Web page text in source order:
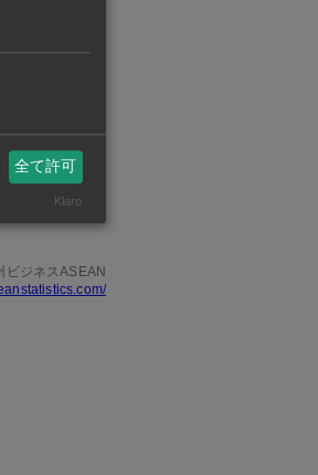
ベサール
ートコン
国際鉄道輸
排出削減
ビジネスASEAN
全て許可
Klaro